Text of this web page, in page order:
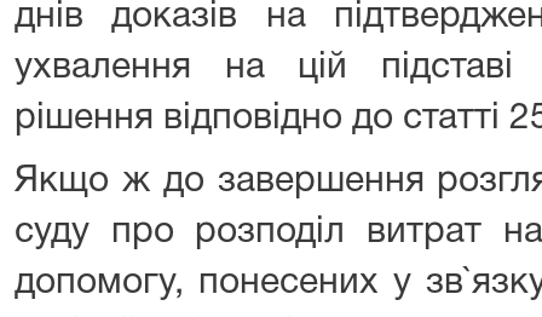
днів доказів на
ухвалення на цій підставі
рішення відповідно до статті
Якщо ж до завершення
суду про розподіл витрат
допомогу, понесених у